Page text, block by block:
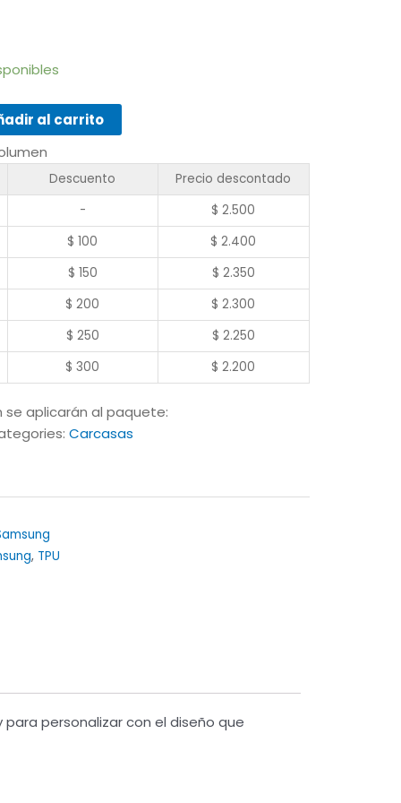
al carrito
Descuento
Precio descontado
- $ 2.500
$ 100 $ 2.400
$ 150 $ 2.350
$ 200 $ 2.300
$ 250 $ 2.250
$ 300 $ 2.200
se aplicarán al paquete:
Carcasas
, TPU
personalizar con el diseño que